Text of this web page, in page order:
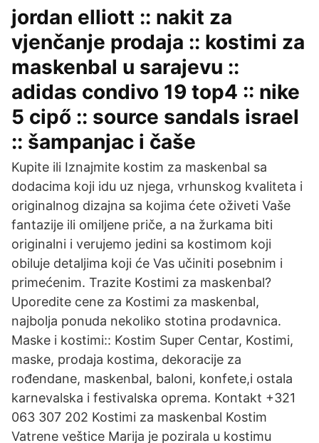
jordan elliott :: nakit za
vjenčanje prodaja :: kostimi za
maskenbal u sarajevu ::
adidas condivo 19 top4 :: nike
5 cipő :: source sandals israel
:: šampanjac i čaše
Kupite ili Iznajmite kostim za maskenbal sa
dodacima koji idu uz njega, vrhunskog kvaliteta i
originalnog dizajna sa kojima ćete oživeti Vaše
fantazije ili omiljene priče, a na žurkama biti
originalni i verujemo jedini sa kostimom koji
obiluje detaljima koji će Vas učiniti posebnim i
primećenim. Trazite Kostimi za maskenbal?
Uporedite cene za Kostimi za maskenbal,
najbolja ponuda nekoliko stotina prodavnica.
Maske i kostimi:: Kostim Super Centar, Kostimi,
maske, prodaja kostima, dekoracije za
rođendane, maskenbal, baloni, konfete,i ostala
karnevalska i festivalska oprema. Kontakt +321
063 307 202 Kostimi za maskenbal Kostim
Vatrene veštice Marija je pozirala u kostimu